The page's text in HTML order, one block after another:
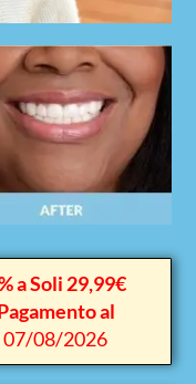
a Soli 29,99€
al
07/08/2026